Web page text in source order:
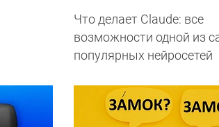
Что делает Сlaude: все
возможности одной из
популярных нейросетей